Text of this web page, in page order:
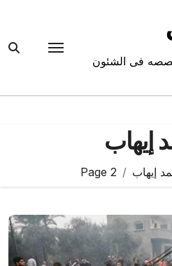
فى الشئون
إيهاب
إيهاب Page 2